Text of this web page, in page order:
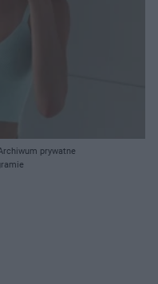
prywatne